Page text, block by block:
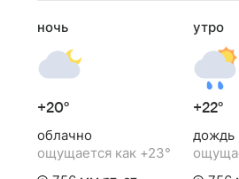
ночь
+20°
облачно
ощущается как +23°
утро
+22°
дождь